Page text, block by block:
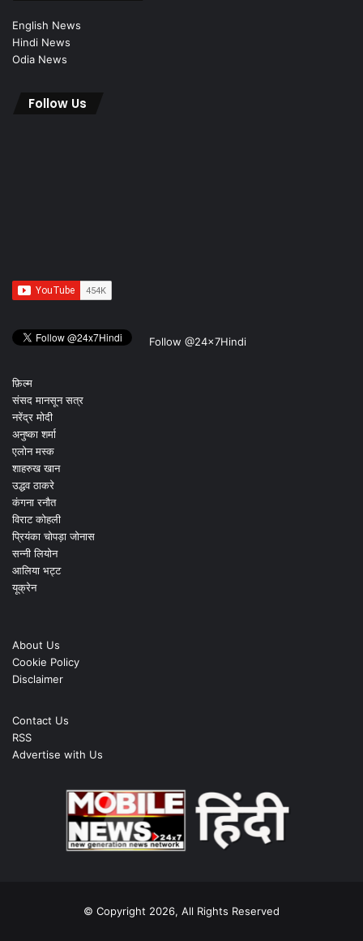
English News
Hindi News
Odia News
Follow Us
Follow @24x7Hindi
फ़िल्म
संसद मानसून सत्र
नरेंद्र मोदी
अनुष्का शर्मा
एलोन मस्क
शाहरुख खान
उद्धव ठाकरे
कंगना रनौत
विराट कोहली
प्रियंका चोपड़ा जोनास
सन्नी लियोन
आलिया भट्ट
यूक्रेन
About Us
Cookie Policy
Disclaimer
Contact Us
RSS
Advertise with Us
© Copyright 2026, All Rights Reserved